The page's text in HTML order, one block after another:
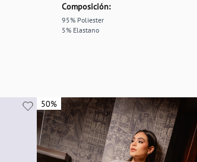
Composición:
95% Poliester
5% Elastano
50%
50%